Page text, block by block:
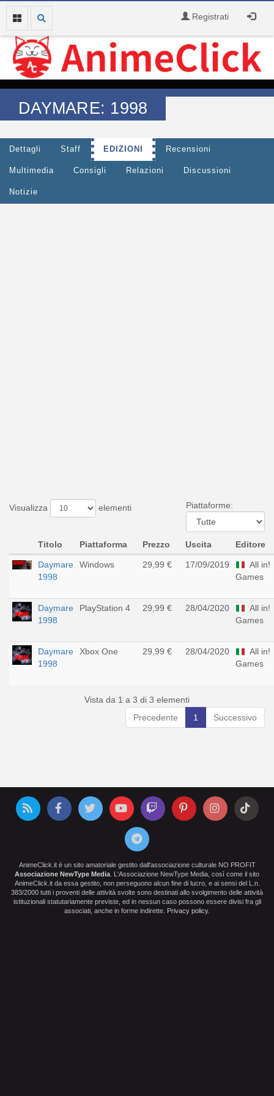
Registrati
DAYMARE: 1998
Dettagli Staff EDIZIONI Recensioni
Multimedia Consigli Relazioni Discussioni
Notizie
Visualizza elementi Piattaforme:
Titolo Piattaforma Prezzo Uscita Editore
Daymare
1998
Windows 29,99 € 17/09/2019
All in!
Games
Daymare
1998
PlayStation 4 29,99 € 28/04/2020
All in!
Games
Daymare
1998
Xbox One 29,99 € 28/04/2020
All in!
Games
Vista da 1 a 3 di 3 elementi
Precedente
1 Successivo
AnimeClick.it è un sito amatoriale gestito dall'associazione culturale NO PROFIT
Associazione NewType Media . L'Associazione NewType Media, così come il sito
AnimeClick.it da essa gestito, non perseguono alcun fine di lucro, e ai sensi del L.n.
383/2000 tutti i proventi delle attività svolte sono destinati allo svolgimento delle attività
istituzionali statutariamente previste, ed in nessun caso possono essere divisi fra gli
associati, anche in forme indirette. Privacy policy.